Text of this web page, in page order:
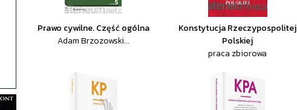
Prawo cywilne. Część ogólna
Adam Brzozowski...
Konstytucja Rzeczypospolitej
Polskiej
praca zbiorowa